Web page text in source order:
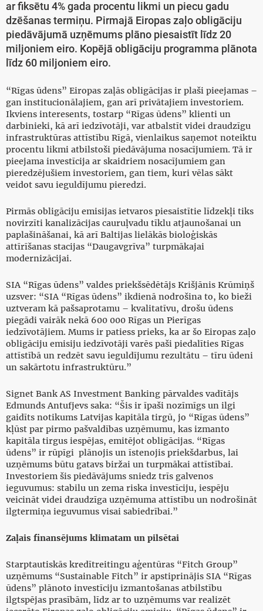
ar fiksētu 4% gada procentu likmi un piecu gadu
dzēšanas termiņu. Pirmajā Eiropas zaļo obligāciju
piedāvājumā uzņēmums plāno piesaistīt līdz 20
miljoniem eiro. Kopējā obligāciju programma plānota
līdz 60 miljoniem eiro.
“Rīgas ūdens” Eiropas zaļās obligācijas ir plaši pieejamas –
gan institucionālajiem, gan arī privātajiem investoriem.
Ikviens interesents, tostarp “Rīgas ūdens” klienti un
darbinieki, kā arī iedzīvotāji, var atbalstīt videi draudzīgu
infrastruktūras attīstību Rīgā, vienlaikus saņemot noteiktu
procentu likmi atbilstoši piedāvājuma nosacījumiem. Tā ir
pieejama investīcija ar skaidriem nosacījumiem gan
pieredzējušiem investoriem, gan tiem, kuri vēlas sākt
veidot savu ieguldījumu pieredzi.
Pirmās obligāciju emisijas ietvaros piesaistītie līdzekļi tiks
novirzīti kanalizācijas cauruļvadu tīklu atjaunošanai un
paplašināšanai, kā arī Baltijas lielākās bioloģiskās
attīrīšanas stacijas “Daugavgrīva” turpmākajai
modernizācijai.
SIA “Rīgas ūdens” valdes priekšsēdētājs Krišjānis Krūmiņš
uzsver: “SIA “Rīgas ūdens” ikdienā nodrošina to, ko bieži
uztveram kā pašsaprotamu – kvalitatīvu, drošu ūdens
piegādi vairāk nekā 600 000 Rīgas un Pierīgas
iedzīvotājiem. Mums ir patiess prieks, ka ar šo Eiropas zaļo
obligāciju emisiju iedzīvotāji varēs paši piedalīties Rīgas
attīstībā un redzēt savu ieguldījumu rezultātu – tīru ūdeni
un sakārtotu infrastruktūru.”
Signet Bank AS Investment Banking pārvaldes vadītājs
Edmunds Antufjevs saka: “Šis ir īpaši nozīmīgs un ilgi
gaidīts notikums Latvijas kapitāla tirgū, jo “Rīgas ūdens”
kļūst par pirmo pašvaldības uzņēmumu, kas izmanto
kapitāla tirgus iespējas, emitējot obligācijas. “Rīgas
ūdens” ir rūpīgi plānojis un īstenojis priekšdarbus, lai
uzņēmums būtu gatavs biržai un turpmākai attīstībai.
Investoriem šis piedāvājums sniedz trīs galvenos
ieguvumus: stabilu un zema riska investīciju, iespēju
veicināt videi draudzīga uzņēmuma attīstību un nodrošināt
ilgtermiņa ieguvumus visai sabiedrībai.”
Zaļais finansējums klimatam un pilsētai
Starptautiskās kredītreitingu aģentūras “Fitch Group”
uzņēmums “Sustainable Fitch” ir apstiprinājis SIA “Rīgas
ūdens” plānoto investīciju izmantošanas atbilstību
ilgtspējas prasībām, līdz ar to uzņēmums var realizēt